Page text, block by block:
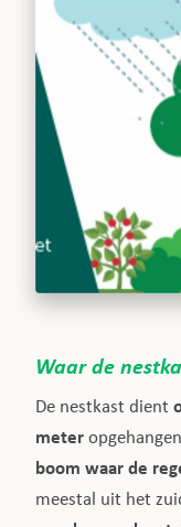
Waar de
De nestkast dient
meter
boom waar de
meestal uit het